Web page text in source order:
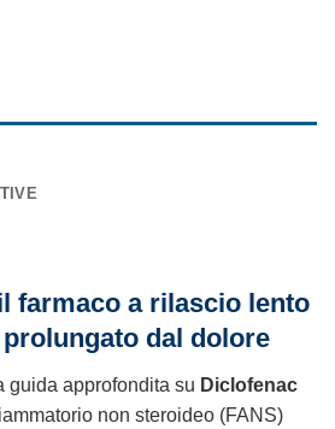
farmaco a rilascio lento
dal dolore
guida approfondita su Diclofenac
non steroideo (FANS)